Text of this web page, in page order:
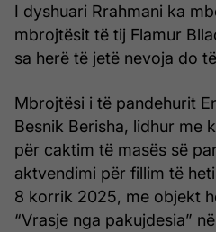
I dyshuari Rrahmani ka
mbrojtësit të tij Flamur
sa herë të jetë nevoja do
Mbrojtësi i të pandehurit
Besnik Berisha, lidhur me
për caktim të masës së
aktvendimi për fillim të
8 korrik 2025, me objekt
“Vrasje nga pakujdesia”